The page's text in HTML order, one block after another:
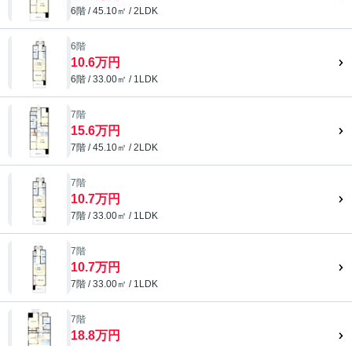
6階 / 45.10㎡ / 2LDK
6階
10.6万円
6階 / 33.00㎡ / 1LDK
7階
15.6万円
7階 / 45.10㎡ / 2LDK
7階
10.7万円
7階 / 33.00㎡ / 1LDK
7階
10.7万円
7階 / 33.00㎡ / 1LDK
7階
18.8万円